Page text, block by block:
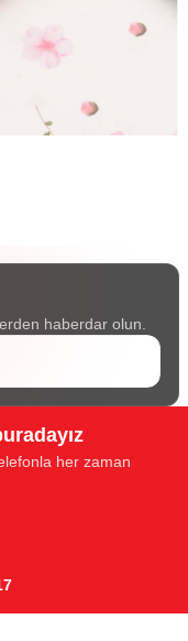
haberdar olun.
her zaman